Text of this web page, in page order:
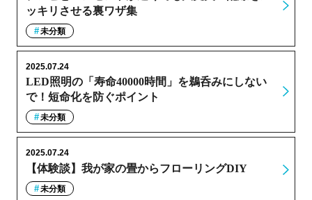
ッキリさせる裏ワザ集
未分類
LED照明の「寿命40000時間」を鵜呑みにしない
で！短命化を防ぐポイント
2025.07.24
未分類
【体験談】我が家の畳からフローリングDIY
2025.07.24
未分類